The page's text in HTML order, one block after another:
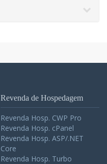
Revenda de Hospedagem
Revenda Hosp. CWP Pro
Revenda Hosp. cPanel
Revenda Hosp. ASP/.NET
Core
Revenda Hosp. Turbo